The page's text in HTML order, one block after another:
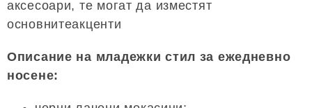
аксесоари, те могат да изместят
основнитеакценти
Описание на младежки стил за ежедневно
носене: